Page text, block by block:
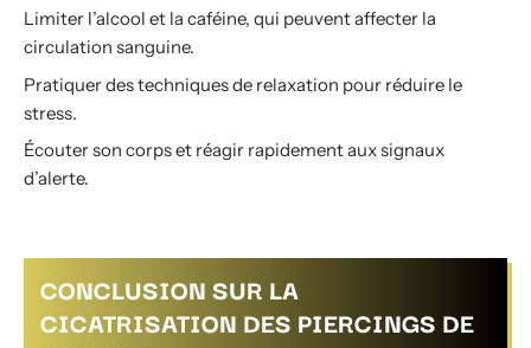
Limiter l’alcool et la caféine, qui peuvent affecter la
circulation sanguine.
Pratiquer des techniques de relaxation pour réduire le
stress.
Écouter son corps et réagir rapidement aux signaux
d’alerte.
CONCLUSION SUR LA
CICATRISATION DES PIERCINGS DE